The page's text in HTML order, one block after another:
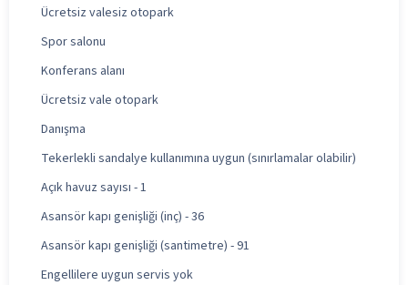
Ücretsiz valesiz otopark
Spor salonu
Konferans alanı
Ücretsiz vale otopark
Danışma
Tekerlekli sandalye kullanımına uygun (sınırlamalar olabilir)
Açık havuz sayısı - 1
Asansör kapı genişliği (inç) - 36
Asansör kapı genişliği (santimetre) - 91
Engellilere uygun servis yok